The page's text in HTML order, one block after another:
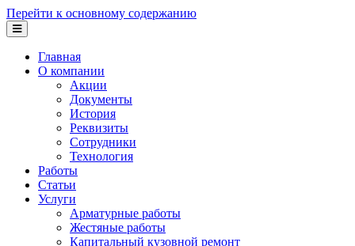
Перейти к основному содержанию
Главная
О компании
Акции
Документы
История
Реквизиты
Сотрудники
Технология
Работы
Статьи
Услуги
Арматурные работы
Жестяные работы
Капитальный кузовной ремонт